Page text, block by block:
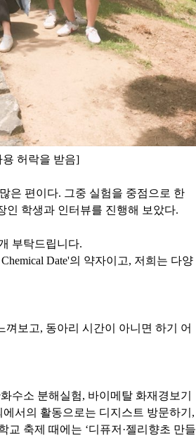
허락을 받음]
은 편이다. 그중 실험을 중점으로 한
인 학생과 인터뷰를 진행해 보았다.
부탁드립니다.
Date'의 약자이고, 저희는 다양
껴보고, 동아리 시간이 아니면 하기 어
수소 분해실험, 바이메탈 화재경보기
에서의 활동으로는 디지스트 방문하기 ,
교 축제 때에는 ‘디퓨저 ·젤리향초 만들